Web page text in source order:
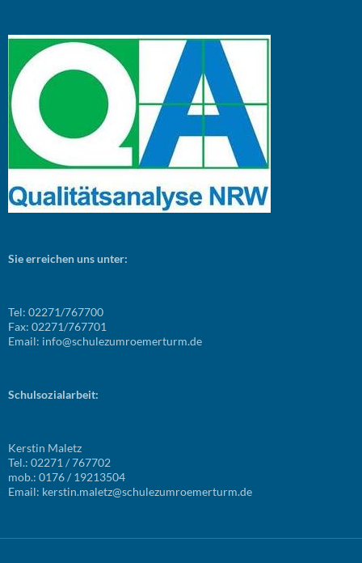
Sie erreichen uns unter:
Tel: 02271/767700
Fax: 02271/767701
Email: info@schulezumroemerturm.de
Schulsozialarbeit:
Kerstin Maletz
Tel.: 02271 / 767702
mob.: 0176 / 19213504
Email: kerstin.maletz@schulezumroemerturm.de